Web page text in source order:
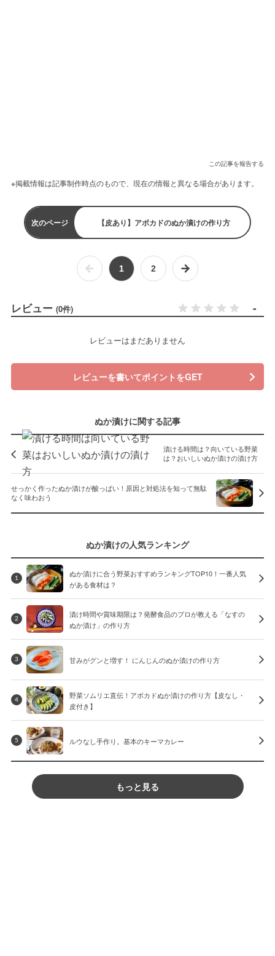
この記事を報告する
※掲載情報は記事制作時点のもので、現在の情報と異なる場合があります。
次のページ 【皮あり】アボカドのぬか漬けの作り方
1 2
レビュー (0件) -
レビューはまだありません
レビューを書いてポイントをGET
ぬか漬けに関する記事
漬ける時間は？向いている野菜
は？おいしいぬか漬けの漬け方
せっかく作ったぬか漬けが酸っぱい！原因と対処法を知って無駄
なく味わおう
ぬか漬けの人気ランキング
1
ぬか漬けに合う野菜おすすめランキングTOP10！一番人気
がある食材は？
2
漬け時間や賞味期限は？発酵食品のプロが教える「なすの
ぬか漬け」の作り方
3 甘みがグンと増す！ にんじんのぬか漬けの作り方
4
野菜ソムリエ直伝！アボカドぬか漬けの作り方【皮なし・
皮付き】
5 ルウなし手作り。基本のキーマカレー
もっと見る